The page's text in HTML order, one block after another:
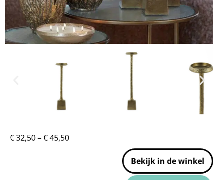
€32,50–€45,50
Bekijk in de winkel